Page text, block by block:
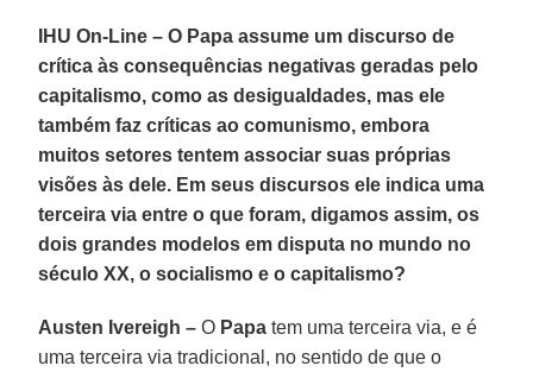
IHU On-Line – O Papa assume um discurso de
crítica às consequências negativas geradas pelo
capitalismo, como as desigualdades, mas ele
também faz críticas ao comunismo, embora
muitos setores tentem associar suas próprias
visões às dele. Em seus discursos ele indica uma
terceira via entre o que foram, digamos assim, os
dois grandes modelos em disputa no mundo no
século XX, o socialismo e o capitalismo?
Austen Ivereigh – O Papa tem uma terceira via, e é
uma terceira via tradicional, no sentido de que o